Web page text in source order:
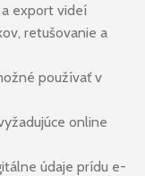
a export videí
retušovanie a
používať v
online
údaje prídu e-